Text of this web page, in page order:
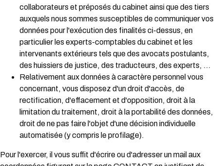
collaborateurs et préposés du cabinet ainsi que des tiers
auxquels nous sommes susceptibles de communiquer vos
données pour l'exécution des finalités ci-dessus, en
particulier les experts-comptables du cabinet et les
intervenants extérieurs tels que des avocats postulants,
des huissiers de justice, des traducteurs, des experts, …
Relativement aux données à caractère personnel vous
concernant, vous disposez d'un droit d'accès, de
rectification, d'effacement et d'opposition, droit à la
limitation du traitement, droit à la portabilité des données,
droit de ne pas faire l'objet d'une décision individuelle
automatisée (y compris le profilage).
Pour l'exercer, il vous suffit d'écrire ou d'adresser un mail aux